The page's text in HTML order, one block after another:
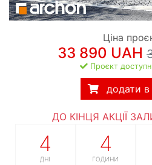
Ціна
33 890 UAH
Проєкт
додати
ДО КІНЦЯ АКЦІЇ
4
ДНІ
4
ГОДИНИ